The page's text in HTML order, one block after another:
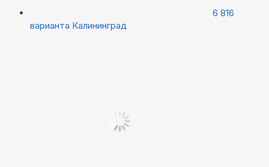
6 816
варианта Калининград